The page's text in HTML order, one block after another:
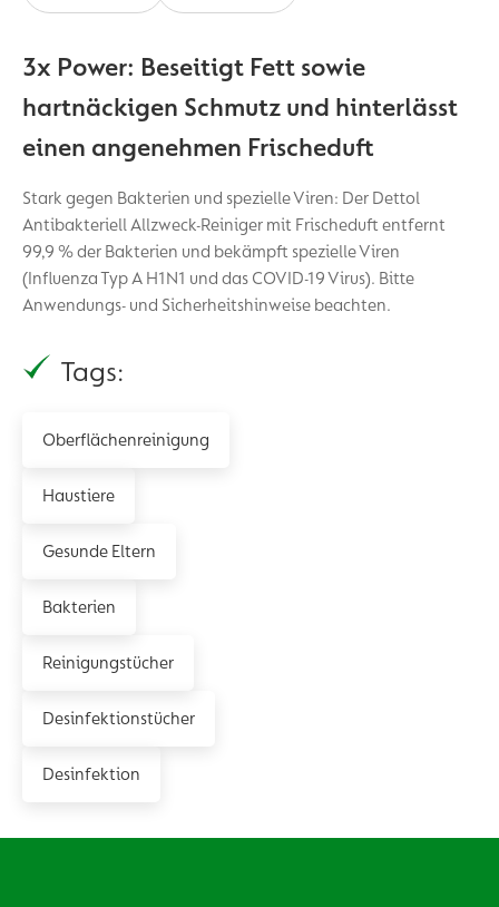
3x Power: Beseitigt Fett sowie
hartnäckigen Schmutz und hinterlässt
einen angenehmen Frischeduft
Stark gegen Bakterien und spezielle Viren: Der Dettol
Antibakteriell Allzweck-Reiniger mit Frischeduft entfernt
99,9 % der Bakterien und bekämpft spezielle Viren
(Influenza Typ A H1N1 und das COVID-19 Virus). Bitte
Anwendungs- und Sicherheitshinweise beachten.
Tags:
Oberflächenreinigung
Haustiere
Gesunde Eltern
Bakterien
Reinigungstücher
Desinfektionstücher
Desinfektion